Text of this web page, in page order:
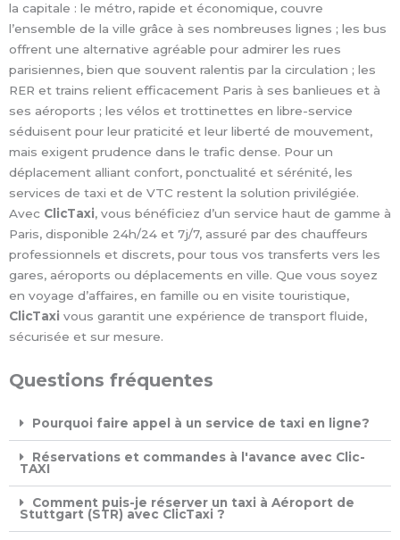
la capitale : le métro, rapide et économique, couvre
l’ensemble de la ville grâce à ses nombreuses lignes ; les bus
offrent une alternative agréable pour admirer les rues
parisiennes, bien que souvent ralentis par la circulation ; les
RER et trains relient efficacement Paris à ses banlieues et à
ses aéroports ; les vélos et trottinettes en libre-service
séduisent pour leur praticité et leur liberté de mouvement,
mais exigent prudence dans le trafic dense. Pour un
déplacement alliant confort, ponctualité et sérénité, les
services de taxi et de VTC restent la solution privilégiée.
Avec ClicTaxi, vous bénéficiez d’un service haut de gamme à
Paris, disponible 24h/24 et 7j/7, assuré par des chauffeurs
professionnels et discrets, pour tous vos transferts vers les
gares, aéroports ou déplacements en ville. Que vous soyez
en voyage d’affaires, en famille ou en visite touristique,
ClicTaxi vous garantit une expérience de transport fluide,
sécurisée et sur mesure.
Questions fréquentes
Pourquoi faire appel à un service de taxi en ligne?
Réservations et commandes à l'avance avec Clic-
TAXI ​
Comment puis-je réserver un taxi à Aéroport de
Stuttgart (STR) avec ClicTaxi ?